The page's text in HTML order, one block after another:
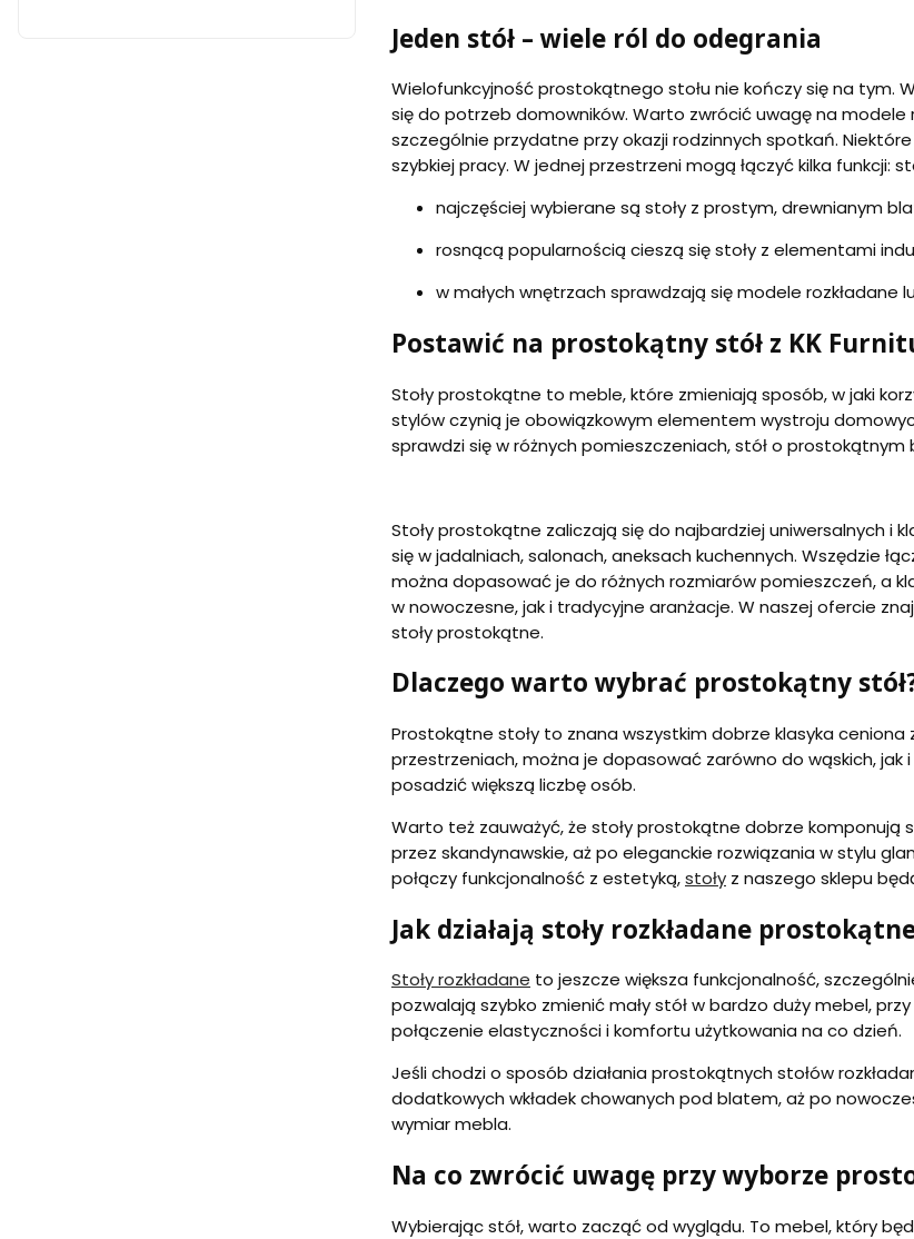
Jeden stół – wiele ról do odegrania
Wielofunkcyjność prostokątnego stołu nie kończy się na tym.
się do potrzeb domowników. Warto zwrócić uwagę na modele
szczególnie przydatne przy okazji rodzinnych spotkań.
szybkiej pracy. W jednej przestrzeni mogą łączyć kilka funkcji:
najczęściej wybierane są stoły z prostym, drewnianym
rosnącą popularnością cieszą się stoły z elementami
w małych wnętrzach sprawdzają się modele rozkładane
Postawić na prostokątny stół z KK
Stoły prostokątne to meble, które zmieniają sposób, w jaki
stylów czynią je obowiązkowym elementem wystroju
sprawdzi się w różnych pomieszczeniach, stół o
Stoły prostokątne zaliczają się do najbardziej uniwersalnych i
się w jadalniach, salonach, aneksach kuchennych. Wszędzie
można dopasować je do różnych rozmiarów pomieszczeń, a
w nowoczesne, jak i tradycyjne aranżacje. W naszej ofercie
stoły prostokątne.
Dlaczego warto wybrać prostokątny
Prostokątne stoły to znana wszystkim dobrze klasyka
przestrzeniach, można je dopasować zarówno do wąskich, jak
posadzić większą liczbę osób.
Warto też zauważyć, że stoły prostokątne dobrze komponują
przez skandynawskie, aż po eleganckie rozwiązania w stylu
połączy funkcjonalność z estetyką,stoły z naszego sklepu
Jak działają stoły rozkładane
Stoły rozkładane to jeszcze większa funkcjonalność,
pozwalają szybko zmienić mały stół w bardzo duży mebel,
połączenie elastyczności i komfortu użytkowania na co dzień.
Jeśli chodzi o sposób działania prostokątnych stołów
dodatkowych wkładek chowanych pod blatem, aż po
wymiar mebla.
Na co zwrócić uwagę przy wyborze
Wybierając stół, warto zacząć od wyglądu. To mebel, który